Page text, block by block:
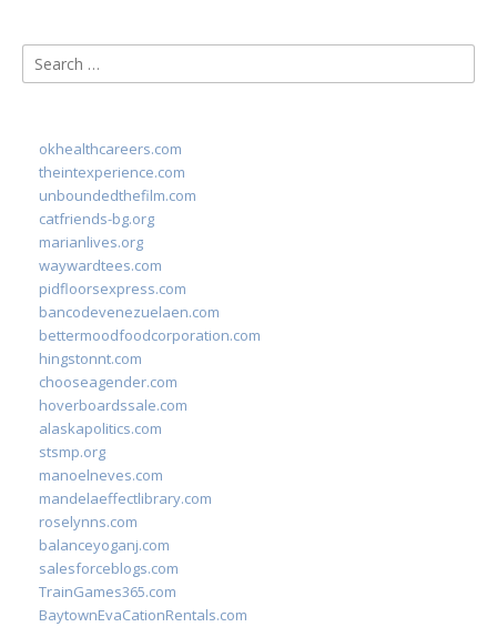
Search
for:
okhealthcareers.com
theintexperience.com
unboundedthefilm.com
catfriends-bg.org
marianlives.org
waywardtees.com
pidfloorsexpress.com
bancodevenezuelaen.com
bettermoodfoodcorporation.com
hingstonnt.com
chooseagender.com
hoverboardssale.com
alaskapolitics.com
stsmp.org
manoelneves.com
mandelaeffectlibrary.com
roselynns.com
balanceyoganj.com
salesforceblogs.com
TrainGames365.com
BaytownEvaCationRentals.com